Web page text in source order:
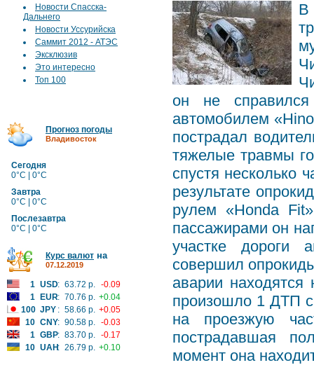
Новости Спасска-
Дальнего
Новости Уссурийска
Саммит 2012 - АТЭС
Эксклюзив
Это интересно
Топ 100
Прогноз погоды
Владивосток
Сегодня
0°C | 0°C
Завтра
0°C | 0°C
Послезавтра
0°C | 0°C
Курс валют на
07.12.2019
1 USD: 63.72 р. -0.09
1
EUR: 70.76 р. +0.04
100 JPY : 58.66 р. +0.05
10 CNY: 90.58 р. -0.03
1 GBP: 83.70 р. -0.17
10 UAH: 26.79 р. +0.10
В
он не
автомобилем
пострадал
тяжелые травмы
спустя несколько
результате
рулем «Honda
пассажирами он
участке дороги
совершил
аварии
произошло 1 ДТП
на проезжую
пострадавшая
момент она